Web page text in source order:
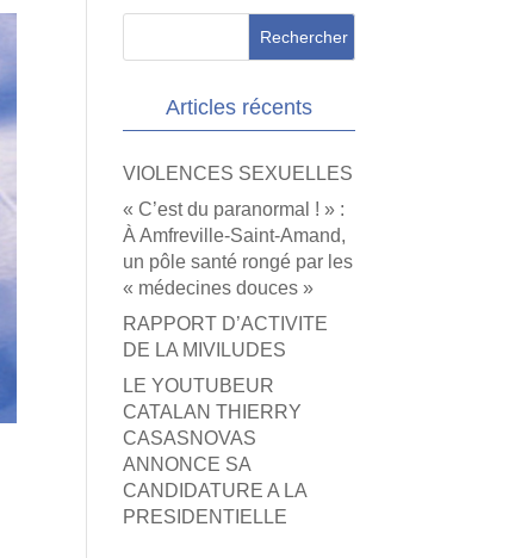
Articles récents
VIOLENCES SEXUELLES
« C’est du paranormal ! » :
À Amfreville-Saint-Amand,
un pôle santé rongé par les
« médecines douces »
RAPPORT D’ACTIVITE
DE LA MIVILUDES
LE YOUTUBEUR
CATALAN THIERRY
CASASNOVAS
ANNONCE SA
CANDIDATURE A LA
PRESIDENTIELLE